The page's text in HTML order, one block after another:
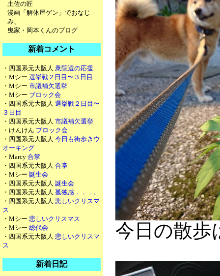
土佐の匠
漫画「解体屋ゲン」でおなじ
み、
曳家・岡本くんのブログ
新着コメント
・四国系元大阪人 衆院選の応援
・Mシー 選挙戦２日目〜３日目
・Mシー 市議補欠選挙
・Mシー ブロック会
・四国系元大阪人 選挙戦２日目〜
３日目
・四国系元大阪人 市議補欠選挙
・けんけん ブロック会
・四国系元大阪人 今日も街歩きウ
オーキング
・Marcy 合掌
・四国系元大阪人 合掌
・Mシー 誕生会
・四国系元大阪人 誕生会
・四国系元大阪人 孤独感．．．。
・四国系元大阪人 悲しいクリスマ
ス
・Mシー 悲しいクリスマス
・Mシー 総代会
・四国系元大阪人 悲しいクリスマ
ス
新着日記
今日の散歩